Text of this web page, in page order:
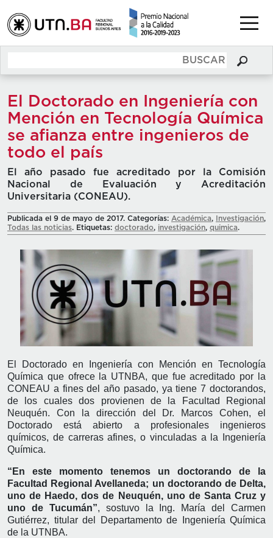
El Doctorado en Ingeniería con
Mención en Tecnología Química
se afianza entre ingenieros de
todo el país
El año pasado fue acreditado por la Comisión
Nacional de Evaluación y Acreditación
Universitaria (CONEAU).
Publicada el 9 de mayo de 2017. Categorías: Académica, Investigación,
Todas las noticias. Etiquetas: doctorado, investigación, quimica.
El Doctorado en Ingeniería con Mención en Tecnología
Química que ofrece la UTNBA, que fue acreditado por la
CONEAU a fines del año pasado, ya tiene 7 doctorandos,
de los cuales dos provienen de la Facultad Regional
Neuquén. Con la dirección del Dr. Marcos Cohen, el
Doctorado está abierto a profesionales ingenieros
químicos, de carreras afines, o vinculadas a la Ingeniería
Química.
“En este momento tenemos un doctorando de la
Facultad Regional Avellaneda; un doctorando de Delta,
uno de Haedo, dos de Neuquén, uno de Santa Cruz y
uno de Tucumán”, sostuvo la Ing. María del Carmen
Gutiérrez, titular del Departamento de Ingeniería Química
de la UTNBA.